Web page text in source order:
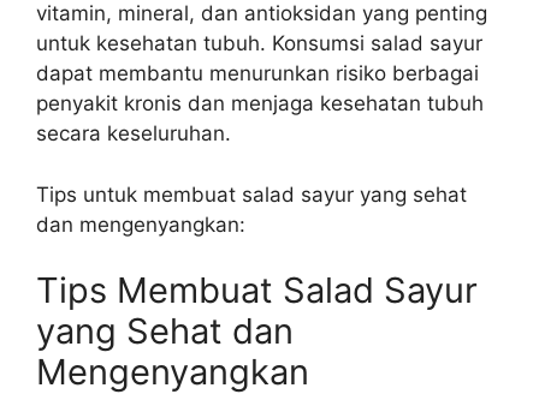
vitamin, mineral, dan antioksidan yang penting
untuk kesehatan tubuh. Konsumsi salad sayur
dapat membantu menurunkan risiko berbagai
penyakit kronis dan menjaga kesehatan tubuh
secara keseluruhan.
Tips untuk membuat salad sayur yang sehat
dan mengenyangkan:
Tips Membuat Salad Sayur
yang Sehat dan
Mengenyangkan